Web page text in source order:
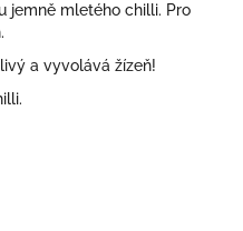
jemně mletého chilli. Pro
a vyvolává žízeň!